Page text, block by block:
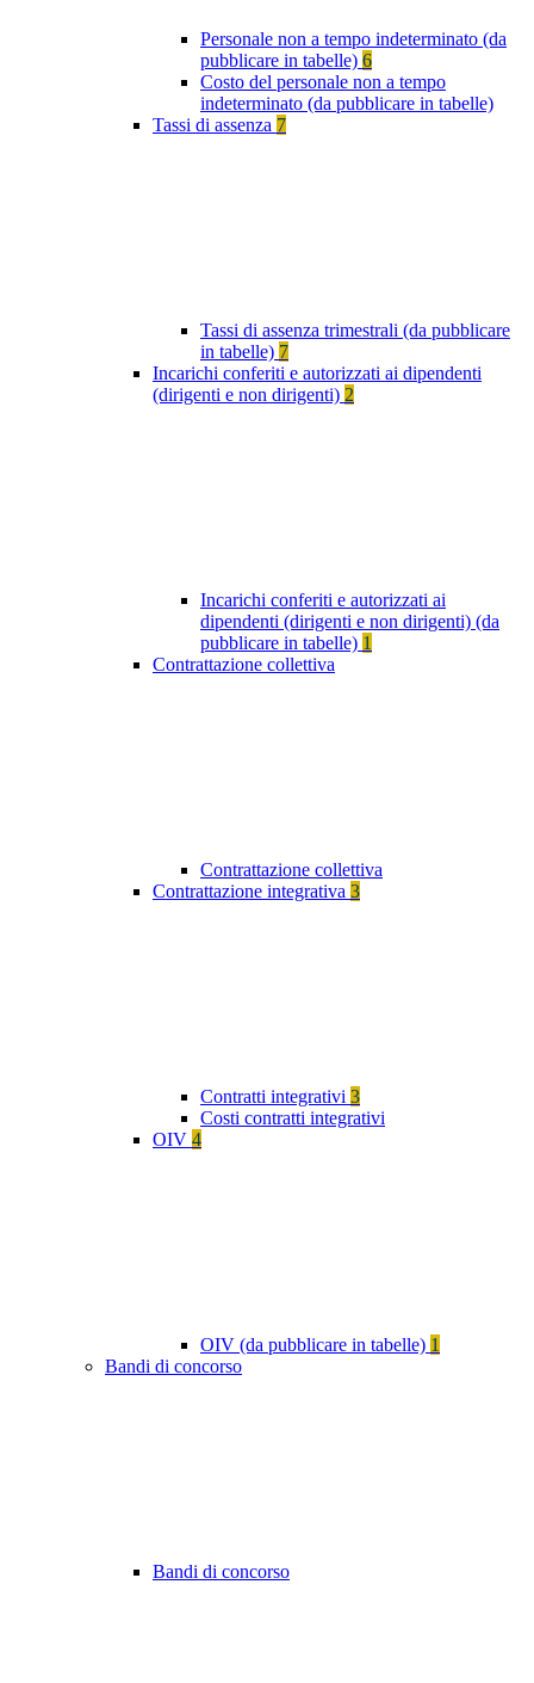
Personale non a tempo indeterminato (da
pubblicare in tabelle) 6
Costo del personale non a tempo
indeterminato (da pubblicare in tabelle)
Tassi di assenza 7
Tassi di assenza trimestrali (da pubblicare
in tabelle) 7
Incarichi conferiti e autorizzati ai dipendenti
(dirigenti e non dirigenti) 2
Incarichi conferiti e autorizzati ai
dipendenti (dirigenti e non dirigenti) (da
pubblicare in tabelle) 1
Contrattazione collettiva
Contrattazione collettiva
Contrattazione integrativa 3
Contratti integrativi 3
Costi contratti integrativi
OIV 4
OIV (da pubblicare in tabelle) 1
Bandi di concorso
Bandi di concorso